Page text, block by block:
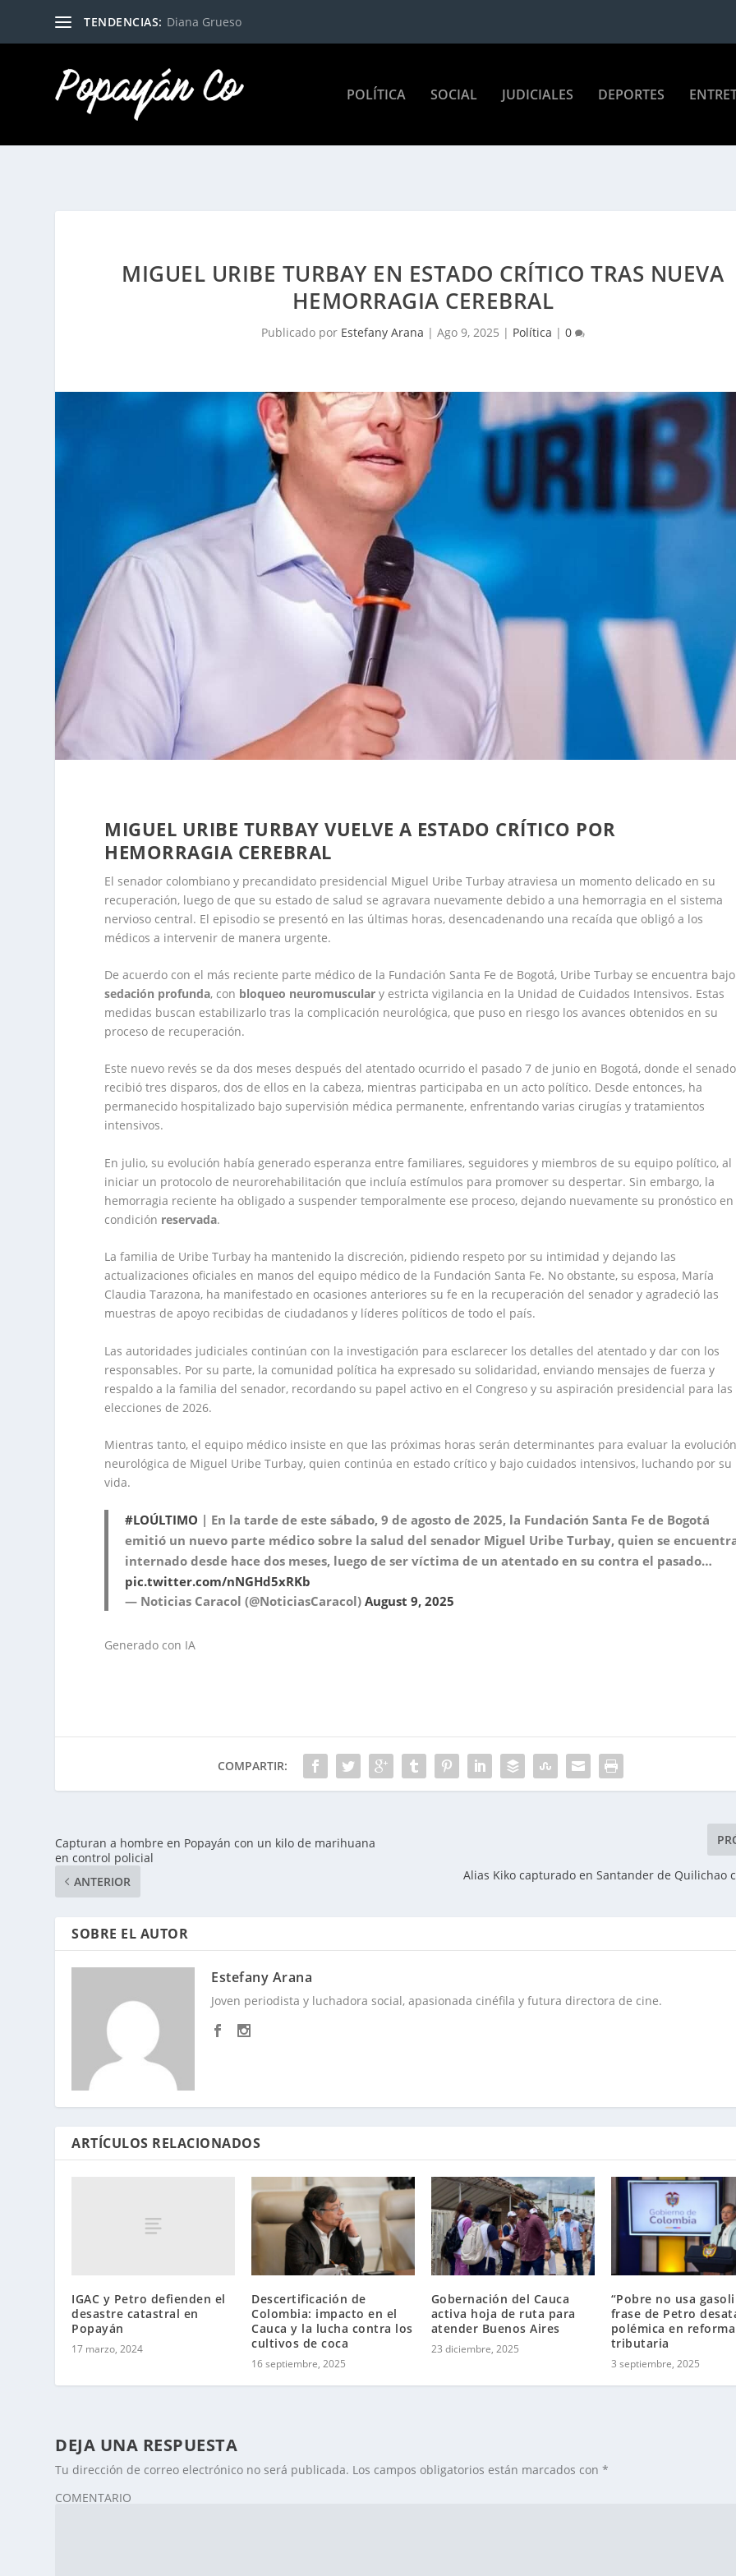
TENDENCIAS: Diana Grueso
POLÍTICA SOCIAL JUDICIALES DEPORTES
MIGUEL URIBE TURBAY EN ESTADO CRÍTICO TRAS NUEVA
HEMORRAGIA CEREBRAL
Publicado por Estefany Arana | Ago 9, 2025 | Política | 0
MIGUEL URIBE TURBAY VUELVE A ESTADO CRÍTICO POR
HEMORRAGIA CEREBRAL
El senador colombiano y precandidato presidencial Miguel Uribe Turbay atraviesa un momento delicado en su
recuperación, luego de que su estado de salud se agravara nuevamente debido a una hemorragia en el sistema
nervioso central. El episodio se presentó en las últimas horas, desencadenando una recaída que obligó a los
médicos a intervenir de manera urgente.
De acuerdo con el más reciente parte médico de la Fundación Santa Fe de Bogotá, Uribe Turbay se encuentra bajo
sedación profunda, con bloqueo neuromuscular y estricta vigilancia en la Unidad de Cuidados Intensivos. Estas
medidas buscan estabilizarlo tras la complicación neurológica, que puso en riesgo los avances obtenidos en su
proceso de recuperación.
Este nuevo revés se da dos meses después del atentado ocurrido el pasado 7 de junio en Bogotá, donde el
recibió tres disparos, dos de ellos en la cabeza, mientras participaba en un acto político. Desde entonces, ha
permanecido hospitalizado bajo supervisión médica permanente, enfrentando varias cirugías y tratamientos
intensivos.
En julio, su evolución había generado esperanza entre familiares, seguidores y miembros de su equipo político, al
iniciar un protocolo de neurorehabilitación que incluía estímulos para promover su despertar. Sin embargo, la
hemorragia reciente ha obligado a suspender temporalmente ese proceso, dejando nuevamente su pronóstico en
condición reservada.
La familia de Uribe Turbay ha mantenido la discreción, pidiendo respeto por su intimidad y dejando las
actualizaciones oficiales en manos del equipo médico de la Fundación Santa Fe. No obstante, su esposa, María
Claudia Tarazona, ha manifestado en ocasiones anteriores su fe en la recuperación del senador y agradeció las
muestras de apoyo recibidas de ciudadanos y líderes políticos de todo el país.
Las autoridades judiciales continúan con la investigación para esclarecer los detalles del atentado y dar con los
responsables. Por su parte, la comunidad política ha expresado su solidaridad, enviando mensajes de fuerza y
respaldo a la familia del senador, recordando su papel activo en el Congreso y su aspiración presidencial para las
elecciones de 2026.
Mientras tanto, el equipo médico insiste en que las próximas horas serán determinantes para evaluar la
neurológica de Miguel Uribe Turbay, quien continúa en estado crítico y bajo cuidados intensivos, luchando por su
vida.
#LOÚLTIMO | En la tarde de este sábado, 9 de agosto de 2025, la Fundación Santa Fe de Bogotá
emitió un nuevo parte médico sobre la salud del senador Miguel Uribe Turbay, quien se
internado desde hace dos meses, luego de ser víctima de un atentado en su contra el pasado…
pic.twitter.com/nNGHd5xRKb
— Noticias Caracol (@NoticiasCaracol)August 9, 2025
Generado con IA
COMPARTIR:
Capturan a hombre en Popayán con un kilo de marihuana
en control policial
ANTERIOR
Alias Kiko capturado en Santander de Quilichao
SOBRE EL AUTOR
Estefany Arana
Joven periodista y luchadora social, apasionada cinéfila y futura directora de cine.
ARTÍCULOS RELACIONADOS
IGAC y Petro defienden el
desastre catastral en
Popayán
17 marzo, 2024
Descertificación de
Colombia: impacto en el
Cauca y la lucha contra los
cultivos de coca
16 septiembre, 2025
Gobernación del Cauca
activa hoja de ruta para
atender Buenos Aires
23 diciembre, 2025
“Pobre no usa
frase de Petro
polémica en reforma
tributaria
3 septiembre, 2025
DEJA UNA RESPUESTA
Tu dirección de correo electrónico no será publicada. Los campos obligatorios están marcados con*
COMENTARIO